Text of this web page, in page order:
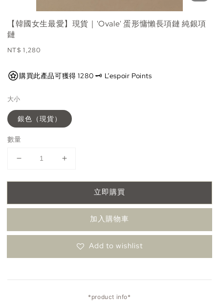
【韓國女生最愛】現貨｜'Ovale' 蛋形慵懶長項鏈 純銀項
鏈
Regular
NT$ 1,280
購買此產品可獲得 1280 🗝️ L’espoir Points
大小
銀色（現貨）
數量
立即購買
加入購物車
Add to wishlist
*product info*